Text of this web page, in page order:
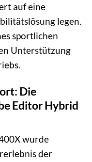
auf eine
legen.
sportlichen
Unterstützung
Die
Editor Hybrid
wurde
der